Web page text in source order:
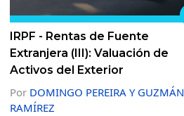
IRPF - Rentas de Fuente
Extranjera (III): Valuación de
Activos del Exterior
Por DOMINGO PEREIRA Y GUZMÁN
RAMÍREZ